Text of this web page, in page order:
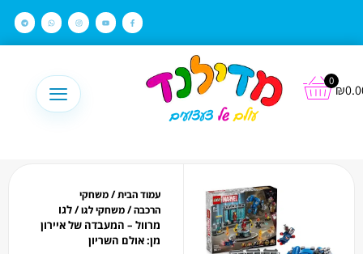
₪
0
עמוד הבית/משחקי
הרכבה/משחקי לגו/ לגו
מרוול – המעבדה של איירון
מן: אולם השריון